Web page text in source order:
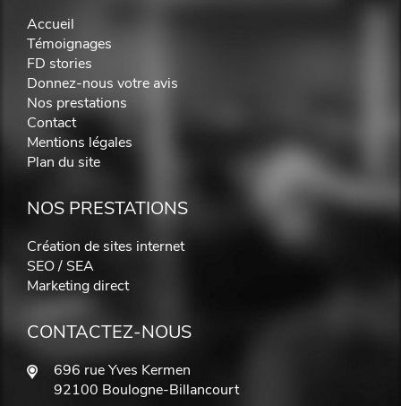
Accueil
Témoignages
FD stories
Donnez-nous votre avis
Nos prestations
Contact
Mentions légales
Plan du site
NOS PRESTATIONS
Création de sites internet
SEO / SEA
Marketing direct
CONTACTEZ-NOUS
696 rue Yves Kermen
92100 Boulogne-Billancourt